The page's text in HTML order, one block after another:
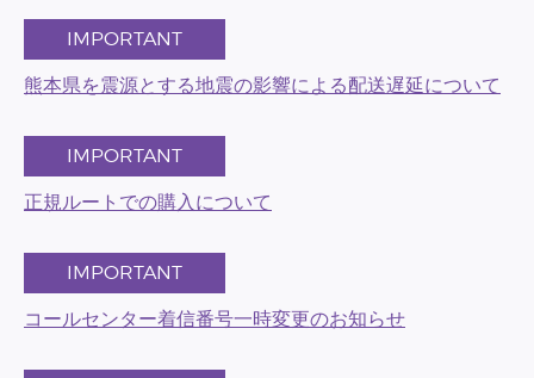
IMPORTANT
熊本県を震源とする地震の影響による配送遅延について
IMPORTANT
正規ルートでの購入について
IMPORTANT
コールセンター着信番号一時変更のお知らせ